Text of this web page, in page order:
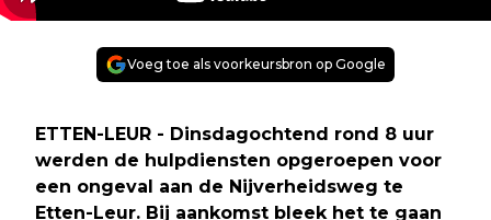
Voeg toe als voorkeursbron op Google
ETTEN-LEUR - Dinsdagochtend rond 8 uur
werden de hulpdiensten opgeroepen voor
een ongeval aan de Nijverheidsweg te
Etten-Leur. Bij aankomst bleek het te gaan